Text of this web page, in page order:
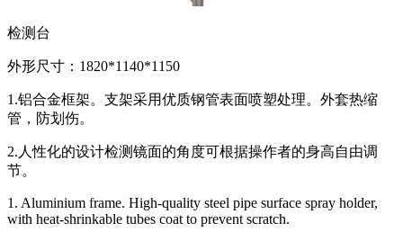
检测台
外形尺寸：1820*1140*1150
1.铝合金框架。支架采用优质钢管表面喷塑处理。外套热缩
管，防划伤。
2.人性化的设计检测镜面的角度可根据操作者的身高自由调
节。
1. Aluminium frame. High-quality steel pipe surface spray holder,
with heat-shrinkable tubes coat to prevent scratch.